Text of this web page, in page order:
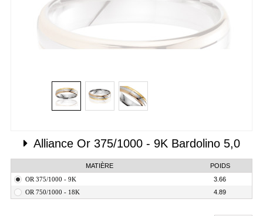
Alliance Or 375/1000 - 9K Bardolino 5,0
MATIÈRE
POIDS
OR 375/1000 - 9K
3.66
OR 750/1000 - 18K
4.89